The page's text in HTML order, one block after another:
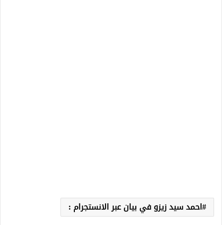
احمد سيد زيزو في بيان عبر الانستجرام :